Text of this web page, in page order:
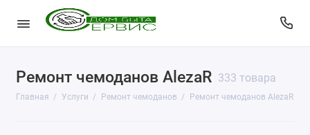
Ремонт чемоданов AlezaR 333 товара
Главная Услуги Ремонт чемоданов Ремонт чемоданов AlezaR
КопиЦентр